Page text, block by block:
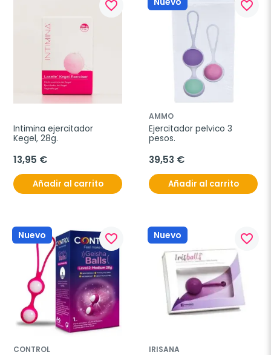
favorite_border
Intimina ejercitador
Kegel, 28g.
13,95 €
Añadir al carrito
favorite_border
AMMO
Ejercitador pelvico 3
pesos.
39,53 €
Añadir al carrito
Nuevo favorite_border
CONTROL
Nuevo favorite_border
IRISANA